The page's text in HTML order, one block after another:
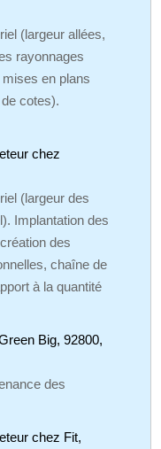
(largeur allées,
rayonnages
en plans
cotes).
chez
(largeur des
Implantation des
des
chaîne de
à la quantité
Big, 92800,
des
chez Fit,